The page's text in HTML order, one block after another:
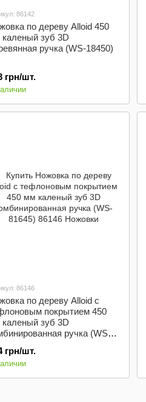
86142
по дереву Alloid 450
зуб 3D
ручка (WS-18450)
грн/шт.
86146
по дереву Alloid с
покрытием 450
зуб 3D
ручка (WS-
грн/шт.